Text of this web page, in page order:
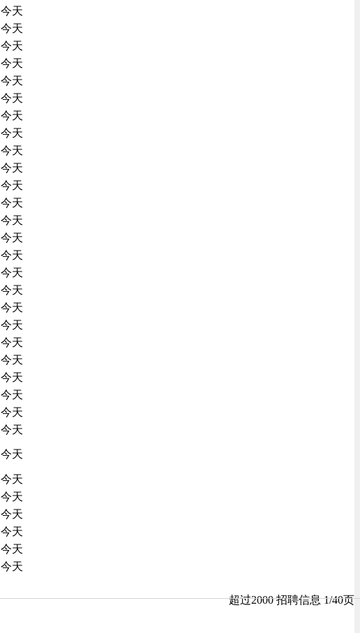
今天
今天
今天
今天
今天
今天
今天
今天
今天
今天
今天
今天
今天
今天
今天
今天
今天
今天
今天
今天
今天
今天
今天
今天
今天
今天
今天
今天
今天
今天
今天
今天
超过2000 招聘信息 1/40页